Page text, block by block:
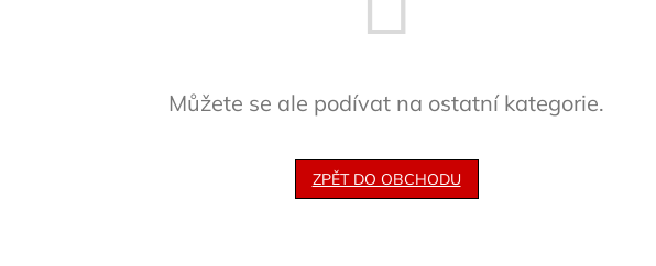
Můžete se ale podívat na ostatní kategorie.
ZPĚT DO OBCHODU